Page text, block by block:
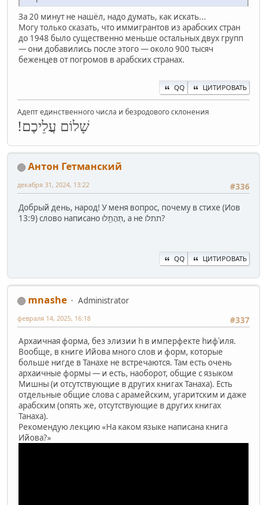
За 20 минут не нашёл, надо думать, как искать...
Могу только сказать, что иммигрантов из арабских стран
до 1948 было существенно меньше остальных двух групп
— они добавились после этого — около 900 тысяч
беженцев от погромов в арабских странах.
QQ ЦИТИРОВАТЬ
Адепт единственного числа и безродового склонения
שָׁלוֹם עֲלֵיכֶם!
Антон Гетманский
#336
декабря 31, 2024, 13:22
Добрый день, народ! У меня вопрос, почему в стихе (Иов
13:9) слово написано תְּהָתֵ֥לּוּ, а не תתלו?
QQ ЦИТИРОВАТЬ
mnashe
Administrator
#337
февраля 14, 2025, 16:18
Архаичная форма, без элизии h в имперфекте hифʿиля.
Вообще, в книге Ийова много слов и форм, которые
больше нигде в Танахе не встречаются. Там есть очень
архаичные формы — и есть, наоборот, общие с языком
Мишны (и отсутствующие в других книгах Танаха). Есть
отдельные общие слова с арамейским, угаритским и даже
арабским (опять же, отсутствующие в других книгах
Танаха).
Рекомендую лекцию «На каком языке написана книга
Ийова?»